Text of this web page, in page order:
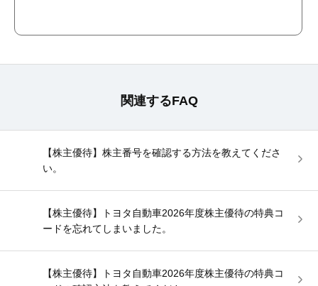
関連するFAQ
【株主優待】株主番号を確認する方法を教えてくださ
い。
【株主優待】トヨタ自動車2026年度株主優待の特典コ
ードを忘れてしまいました。
【株主優待】トヨタ自動車2026年度株主優待の特典コ